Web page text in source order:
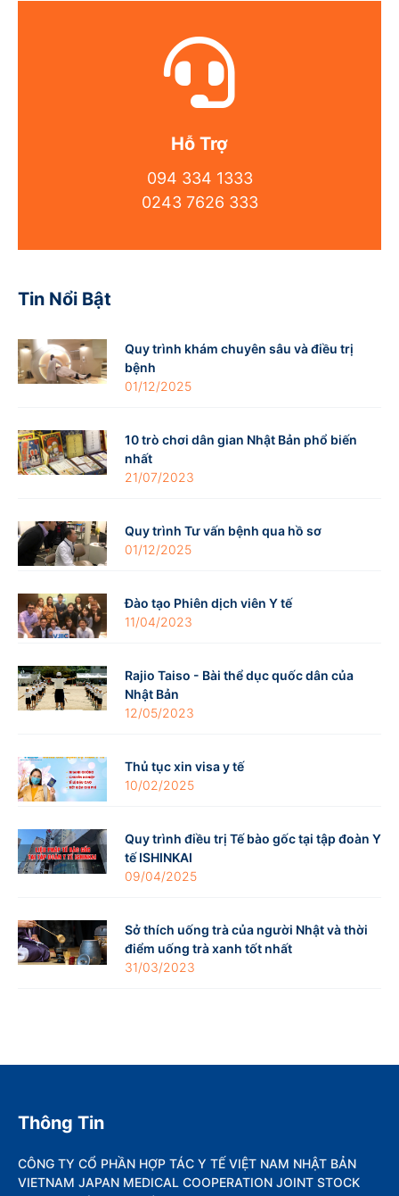
Hỗ Trợ
094 334 1333
0243 7626 333
Tin Nổi Bật
Quy trình khám chuyên sâu và điều trị
bệnh
01/12/2025
10 trò chơi dân gian Nhật Bản phổ biến
nhất
21/07/2023
Quy trình Tư vấn bệnh qua hồ sơ
01/12/2025
Đào tạo Phiên dịch viên Y tế
11/04/2023
Rajio Taiso - Bài thể dục quốc dân của
Nhật Bản
12/05/2023
Thủ tục xin visa y tế
10/02/2025
Quy trình điều trị Tế bào gốc tại tập đoàn Y
tế ISHINKAI
09/04/2025
Sở thích uống trà của người Nhật và thời
điểm uống trà xanh tốt nhất
31/03/2023
Thông Tin
CÔNG TY CỔ PHẦN HỢP TÁC Y TẾ VIỆT NAM NHẬT BẢN
VIETNAM JAPAN MEDICAL COOPERATION JOINT STOCK